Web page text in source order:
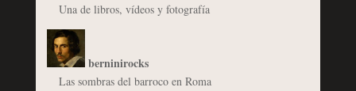
Una de libros, vídeos y fotografía
berninirocks
Las sombras del barroco en Roma